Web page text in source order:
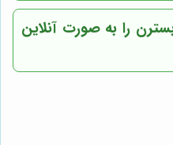
را به صورت آنلاین